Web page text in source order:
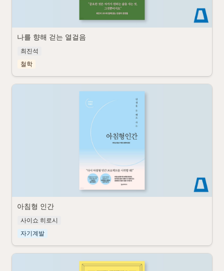
나를 향해 걷는 열걸음
최진석
철학
아침형 인간
사이쇼 히로시
자기계발